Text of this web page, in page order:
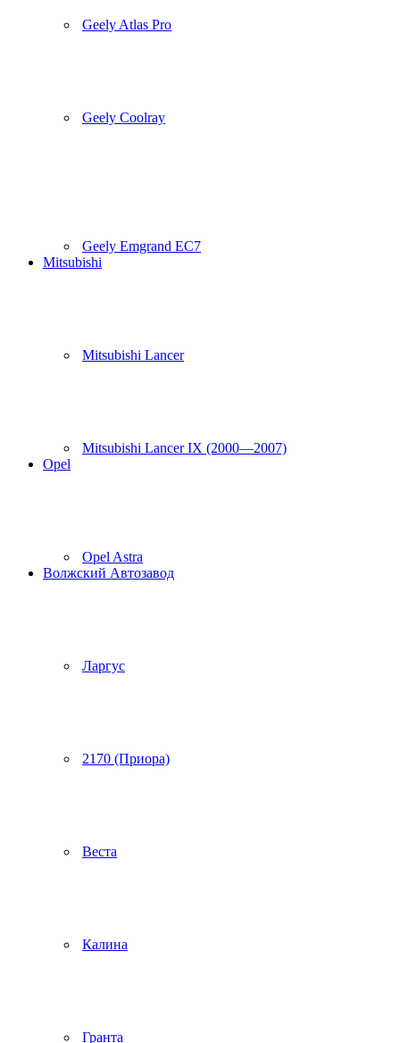
Geely Atlas Pro
Geely Coolray
Geely Emgrand EC7
Mitsubishi
Mitsubishi Lancer
Mitsubishi Lancer IX (2000—2007)
Opel
Opel Astra
Волжский Автозавод
Ларгус
2170 (Приора)
Веста
Калина
Гранта